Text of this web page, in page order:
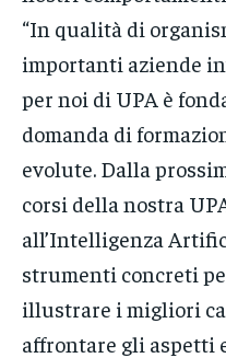
“In qualità di
importanti aziende
per noi di UPA è
domanda di
evolute. Dalla
corsi della nostra
all’Intelligenza
strumenti concreti
illustrare i migliori
affrontare gli aspetti